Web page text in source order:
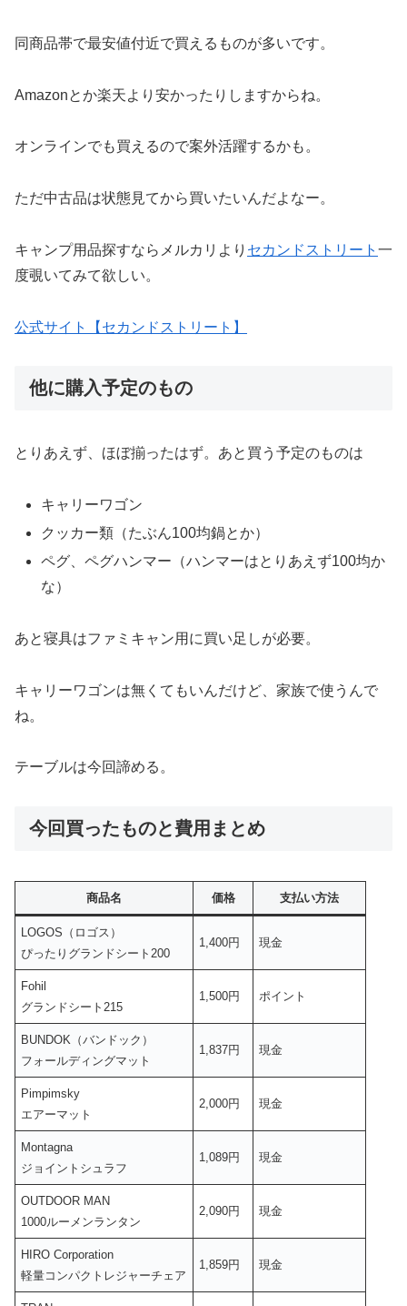
同商品帯で最安値付近で買えるものが多いです。
Amazonとか楽天より安かったりしますからね。
オンラインでも買えるので案外活躍するかも。
ただ中古品は状態見てから買いたいんだよなー。
キャンプ用品探すならメルカリより セカンドストリート 一
度覗いてみて欲しい。
公式サイト【セカンドストリート】
他に購入予定のもの
とりあえず、ほぼ揃ったはず。あと買う予定のものは
キャリーワゴン
クッカー類（たぶん100均鍋とか）
ペグ、ペグハンマー（ハンマーはとりあえず100均か
な）
あと寝具はファミキャン用に買い足しが必要。
キャリーワゴンは無くてもいんだけど、家族で使うんで
ね。
テーブルは今回諦める。
今回買ったものと費用まとめ
商品名 価格 支払い方法
LOGOS（ロゴス）
ぴったりグランドシート200
1,400円 現金
Fohil
グランドシート215
1,500円 ポイント
BUNDOK（バンドック）
フォールディングマット
1,837円 現金
Pimpimsky
エアーマット
2,000円 現金
Montagna
ジョイントシュラフ
1,089円 現金
OUTDOOR MAN
1000ルーメンランタン
2,090円 現金
HIRO Corporation
軽量コンパクトレジャーチェア
1,859円 現金